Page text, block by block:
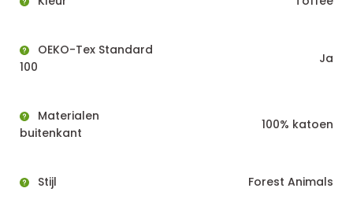
OEKO-Tex Standard
100
Ja
Materialen
buitenkant
100% katoen
Stijl Forest Animals